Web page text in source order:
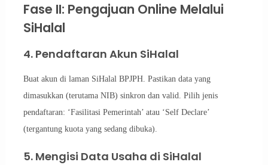
Fase II: Pengajuan Online Melalui
SiHalal
4. Pendaftaran Akun SiHalal
Buat akun di laman SiHalal BPJPH. Pastikan data yang
dimasukkan (terutama NIB) sinkron dan valid. Pilih jenis
pendaftaran: ‘Fasilitasi Pemerintah’ atau ‘Self Declare’
(tergantung kuota yang sedang dibuka).
5. Mengisi Data Usaha di SiHalal